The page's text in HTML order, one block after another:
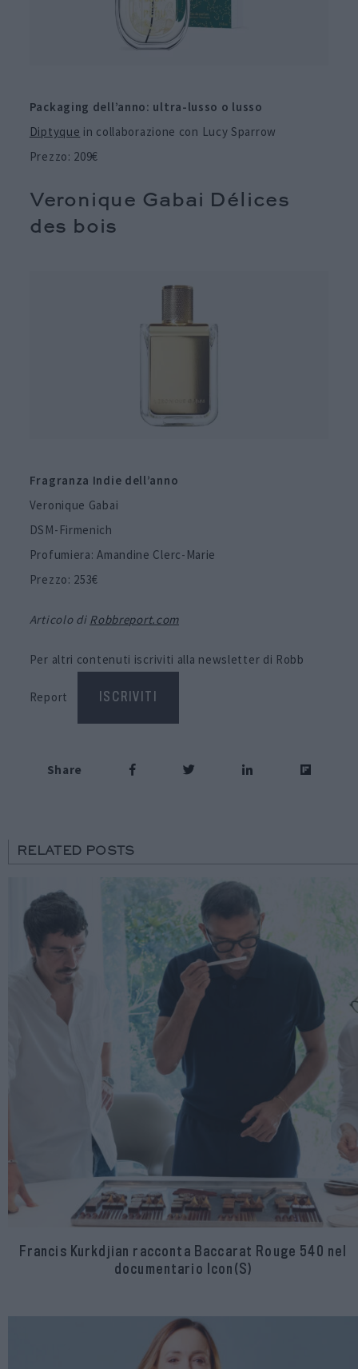
Packaging dell’anno: ultra-lusso o lusso
Diptyque in collaborazione con Lucy Sparrow
Prezzo: 209€
Veronique Gabai Délices
des bois
Fragranza Indie dell’anno
Veronique Gabai
DSM-Firmenich
Profumiera: Amandine Clerc-Marie
Prezzo: 253€
Articolo di Robbreport.com
Per altri contenuti iscriviti alla newsletter di Robb
Report ISCRIVITI
Share
RELATED POSTS
Francis Kurkdjian racconta Baccarat Rouge 540 nel
documentario Icon(S)